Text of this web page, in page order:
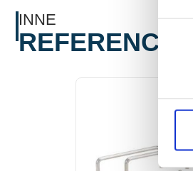
zgody
INNE
REFERENCJE